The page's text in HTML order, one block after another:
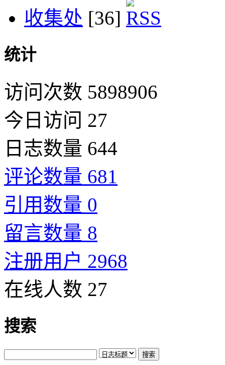
收集处 [36]
统计
访问次数 5898906
今日访问 27
日志数量 644
评论数量 681
引用数量 0
留言数量 8
注册用户 2968
在线人数 27
搜索